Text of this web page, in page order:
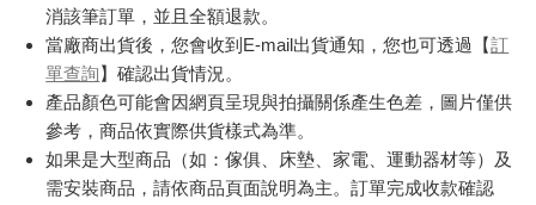
消該筆訂單，並且全額退款。
當廠商出貨後，您會收到E-mail出貨通知，您也可透過【訂
單查詢】確認出貨情況。
產品顏色可能會因網頁呈現與拍攝關係產生色差，圖片僅供
參考，商品依實際供貨樣式為準。
如果是大型商品（如：傢俱、床墊、家電、運動器材等）及
需安裝商品，請依商品頁面說明為主。訂單完成收款確認